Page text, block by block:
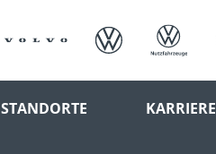
STANDORTE KARRIERE